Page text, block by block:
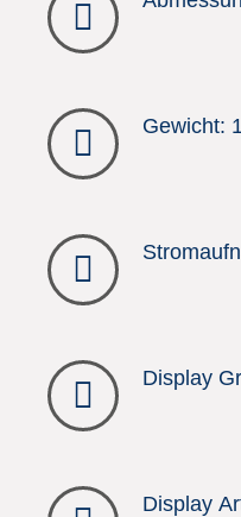
Gewicht:
Display
Display